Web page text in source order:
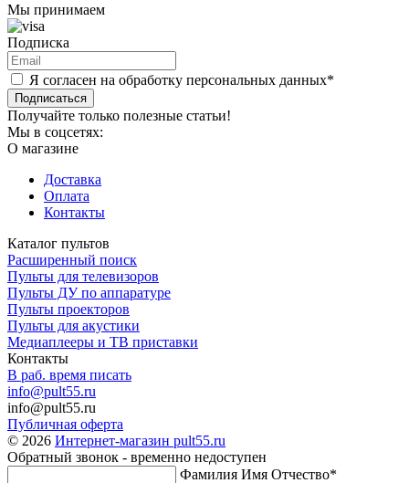
Мы принимаем
Подписка
Я согласен на обработку персональных данных*
Подписаться
Получайте только полезные статьи!
Мы в соцсетях:
О магазине
Доставка
Оплата
Контакты
Каталог пультов
Расширенный поиск
Пульты для телевизоров
Пульты ДУ по аппаратуре
Пульты проекторов
Пульты для акустики
Медиаплееры и ТВ приставки
Контакты
В раб. время писать
info@pult55.ru
info@pult55.ru
Публичная оферта
© 2026 Интернет-магазин pult55.ru
Обратный звонок - временно недоступен
Фамилия Имя Отчество*